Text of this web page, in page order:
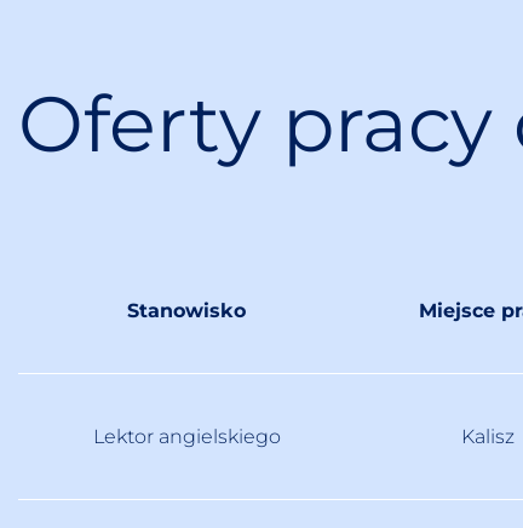
Oferty
Stanowisko Miejsce
Lektor angielskiego Kalisz